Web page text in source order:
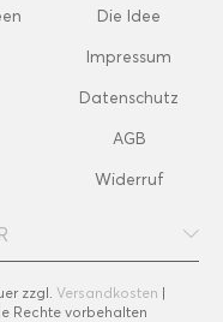
Die Idee
Impressum
Datenschutz
AGB
Widerruf
zzgl. Versandkosten |
Rechte vorbehalten